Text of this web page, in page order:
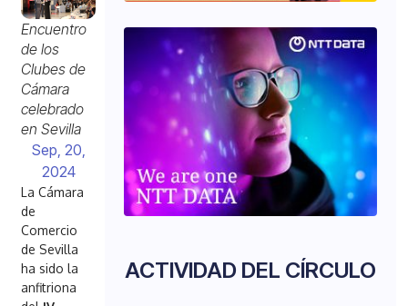
Encuentro
de los
Clubes de
Cámara
celebrado
en Sevilla
Sep, 20,
2024
La Cámara
de
Comercio
de Sevilla
ha sido la
anfitriona
ACTIVIDAD DEL CÍRCULO